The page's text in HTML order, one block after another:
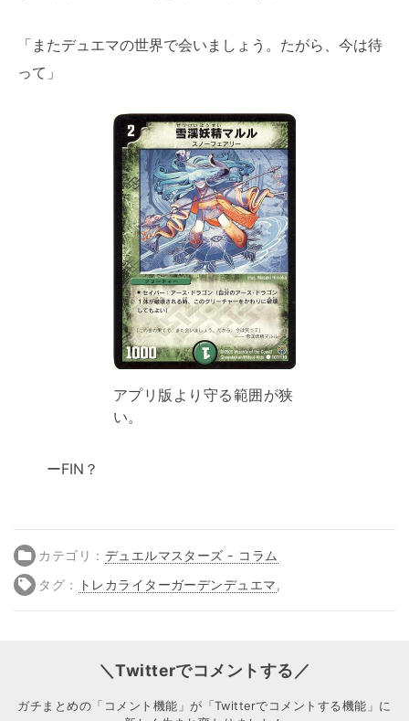
「またデュエマの世界で会いましょう。たがら、今は待
って」
アプリ版より守る範囲が狭
い。
ーFIN？
カテゴリ： デュエルマスターズ - コラム
タグ：
トレカライターガーデンデュエマ ,
＼Twitterでコメントする／
ガチまとめの「コメント機能」が「Twitterでコメントする機能」に